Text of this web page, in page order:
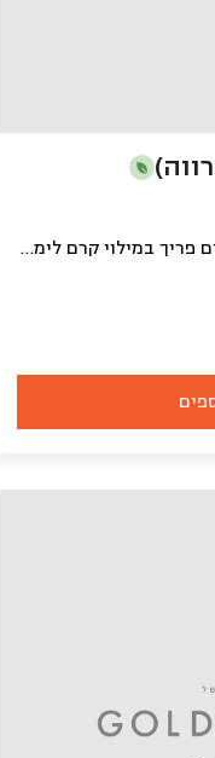
פס אפי לימון: קלתית בצק שקדים פריך במילוי קרם לימון איחותי מעוטר במרנג מושחם (פרווה)